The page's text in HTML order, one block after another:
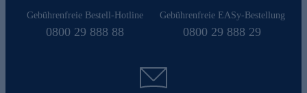
Gebührenfreie Bestell-Hotline
0800 29 888 88
Gebührenfreie EASy-Bestellung
0800 29 888 29